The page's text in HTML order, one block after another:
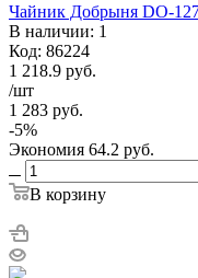
Чайник Добрыня DO-
В наличии: 1
Код: 86224
1 218.9 руб.
/шт
1 283 руб.
-5%
Экономия 64.2 руб.
В корзину